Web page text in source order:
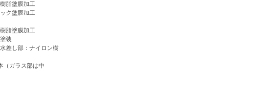
脂塗膜加工
ク塗膜加工
脂塗膜加工
装
し部：ナイロン樹
ガラス部は中